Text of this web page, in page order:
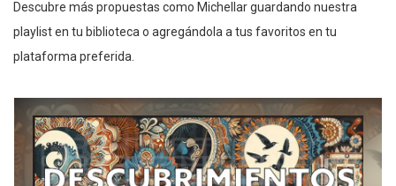
Descubre más propuestas como Michellar guardando nuestra
playlist en tu biblioteca o agregándola a tus favoritos en tu
plataforma preferida.